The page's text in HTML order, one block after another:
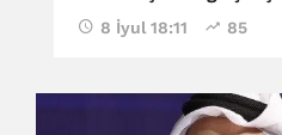
8 İyul 18:11 85